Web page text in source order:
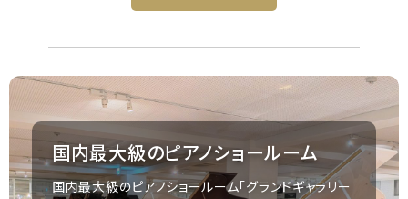
国内最大級のピアノショールーム
国内最大級のピアノショールーム「グランドギャラリー